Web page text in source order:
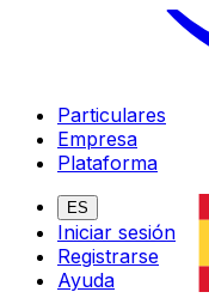
Particulares
Empresa
Plataforma
ES
Iniciar sesión
Registrarse
Ayuda